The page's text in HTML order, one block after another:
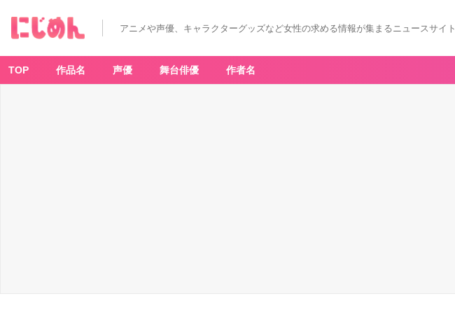
アニメや声優、キャラクターグッズなど女性の求める情報が集まるニュースサイト
TOP 作品名 声優 舞台俳優 作者名